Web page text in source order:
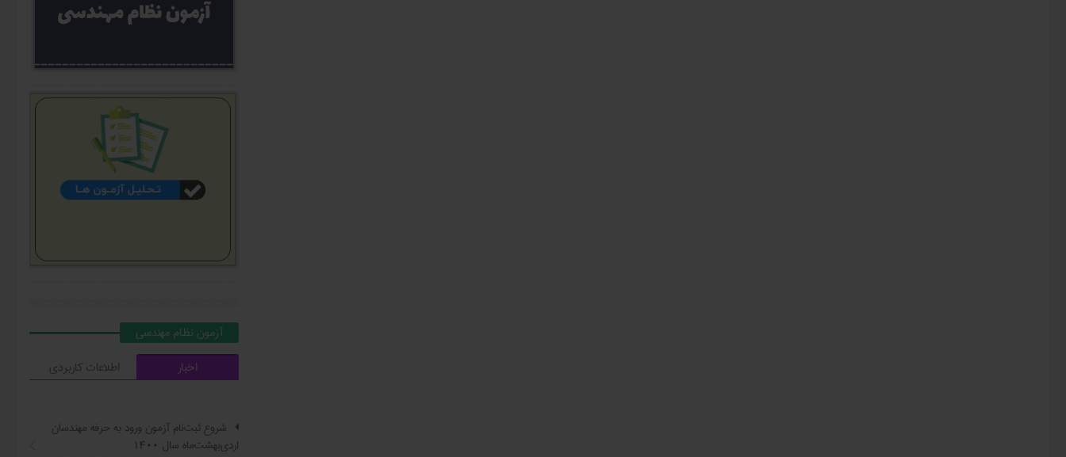
آزمون نظام مهندسي
اخبار
اطلاعات کاربردی
شروع ثبت‌نام آزمون ورود به حرفه مهندسان
اردی‌بهشت‌ماه سال ۱۴۰۰